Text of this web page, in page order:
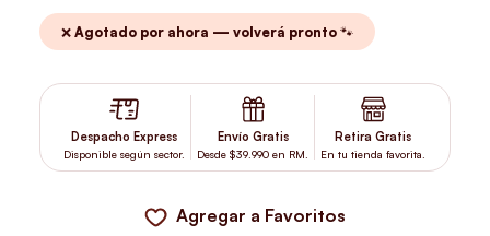
❌ Agotado por ahora — volverá pronto 🐾
Despacho Express
Disponible según sector.
Envío Gratis
Desde $39.990 en RM.
Retira Gratis
En tu tienda favorita.
Agregar a Favoritos